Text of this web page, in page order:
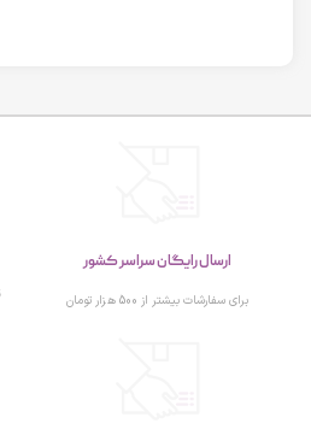
ارسال رایگان سراسر کشور
برای سفارشات بیشتر از 500 هزار تومان